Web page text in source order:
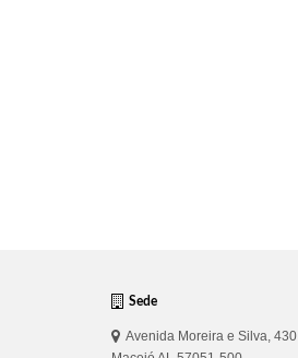
Sede
Avenida Moreira e Silva, 430